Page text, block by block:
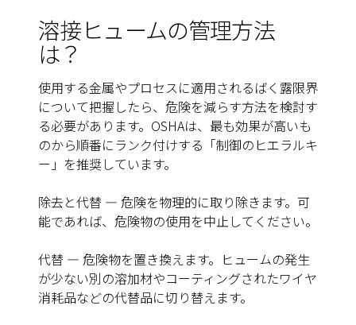
溶接ヒュームの管理方法
は？
使用する金属やプロセスに適用されるばく露限界
について把握したら、危険を減らす方法を検討す
る必要があります。OSHAは、最も効果が高いも
のから順番にランク付けする「制御のヒエラルキ
ー」を推奨しています。
除去と代替 — 危険を物理的に取り除きます。可
能であれば、危険物の使用を中止してください。
代替 — 危険物を置き換えます。 ヒュームの発生
が少ない別の溶加材やコーティングされたワイヤ
消耗品などの代替品に切り替えます。